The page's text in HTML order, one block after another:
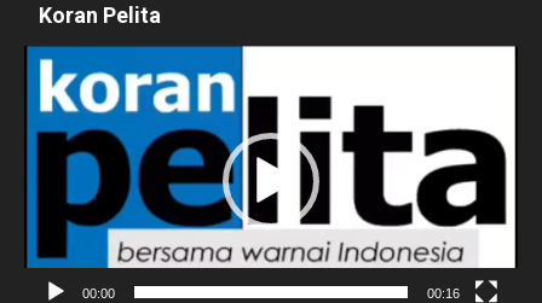
Koran Pelita
Pemutar
Video
00:00 00:16